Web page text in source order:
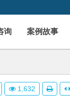
询 案例故事
1,632